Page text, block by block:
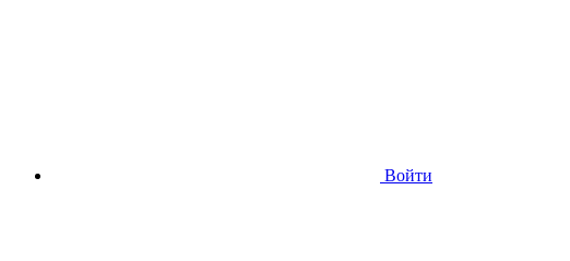
Войти